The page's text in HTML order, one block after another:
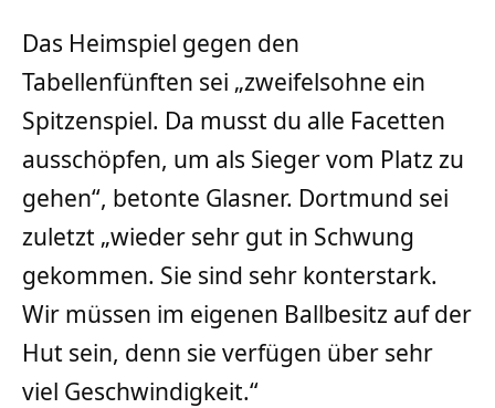
Das Heimspiel gegen den
Tabellenfünften sei „zweifelsohne ein
Spitzenspiel. Da musst du alle Facetten
ausschöpfen, um als Sieger vom Platz zu
gehen“, betonte Glasner. Dortmund sei
zuletzt „wieder sehr gut in Schwung
gekommen. Sie sind sehr konterstark.
Wir müssen im eigenen Ballbesitz auf der
Hut sein, denn sie verfügen über sehr
viel Geschwindigkeit.“